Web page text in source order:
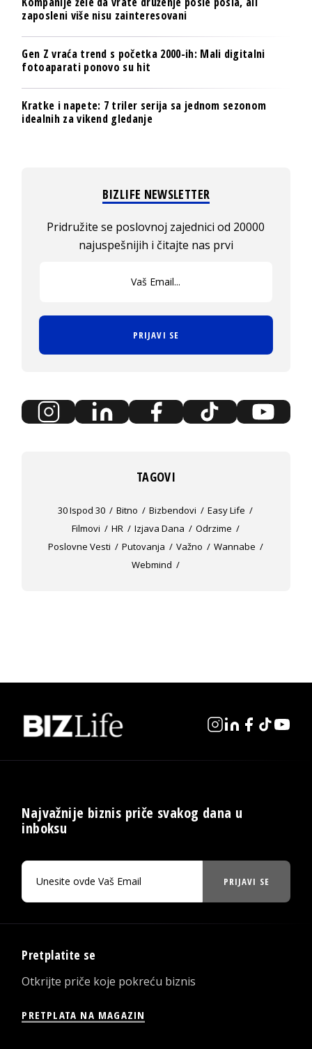
zaposleni više nisu zainteresovani
Gen Z vraća trend s početka 2000-ih: Mali digitalni
fotoaparati ponovo su hit
Kratke i napete: 7 triler serija sa jednom sezonom
idealnih za vikend gledanje
BIZLIFE NEWSLETTER
Pridružite se poslovnoj zajednici od 20000
najuspešnijih i čitajte nas prvi
PRIJAVI SE
TAGOVI
30 Ispod 30 Bitno Bizbendovi
Easy Life
Filmovi
HR Izjava Dana
Odrzime
Poslovne Vesti
Putovanja Važno
Wannabe
Webmind
Najvažnije biznis priče svakog dana u
inboksu
PRIJAVI SE
Pretplatite se
Otkrijte priče koje pokreću biznis
PRETPLATA NA MAGAZIN